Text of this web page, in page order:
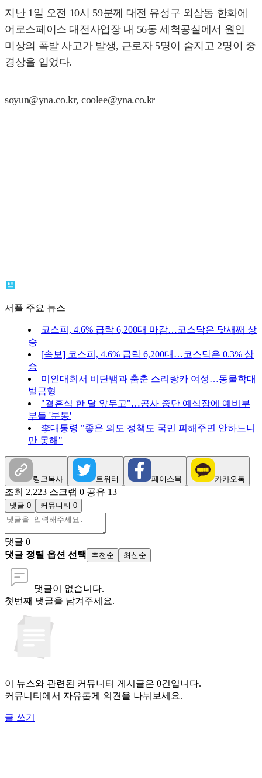
지난 1일 오전 10시 59분께 대전 유성구 외삼동 한화에
어로스페이스 대전사업장 내 56동 세척공실에서 원인
미상의 폭발 사고가 발생, 근로자 5명이 숨지고 2명이 중
경상을 입었다.
soyun@yna.co.kr, coolee@yna.co.kr
서플 주요 뉴스
코스피, 4.6% 급락 6,200대 마감…코스닥은 닷새째 상
승
[속보] 코스피, 4.6% 급락 6,200대…코스닥은 0.3% 상
승
미인대회서 비단뱀과 춤춘 스리랑카 여성…동물학대
벌금형
"결혼식 한 달 앞두고"…공사 중단 예식장에 예비부
부들 '분통'
李대통령 "좋은 의도 정책도 국민 피해주면 안하느니
만 못해"
링크복사 트위터 페이스북 카카오톡
조회 2,223 스크랩 0 공유 13
댓글 0 커뮤니티 0
댓글 0
댓글 정렬 옵션 선택
추천순 최신순
댓글이 없습니다.
첫번째 댓글을 남겨주세요.
이 뉴스와 관련된 커뮤니티 게시글은 0건입니다.
커뮤니티에서 자유롭게 의견을 나눠보세요.
글 쓰기